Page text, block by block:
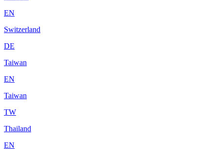
EN
Switzerland
DE
Taiwan
EN
Taiwan
TW
Thailand
EN